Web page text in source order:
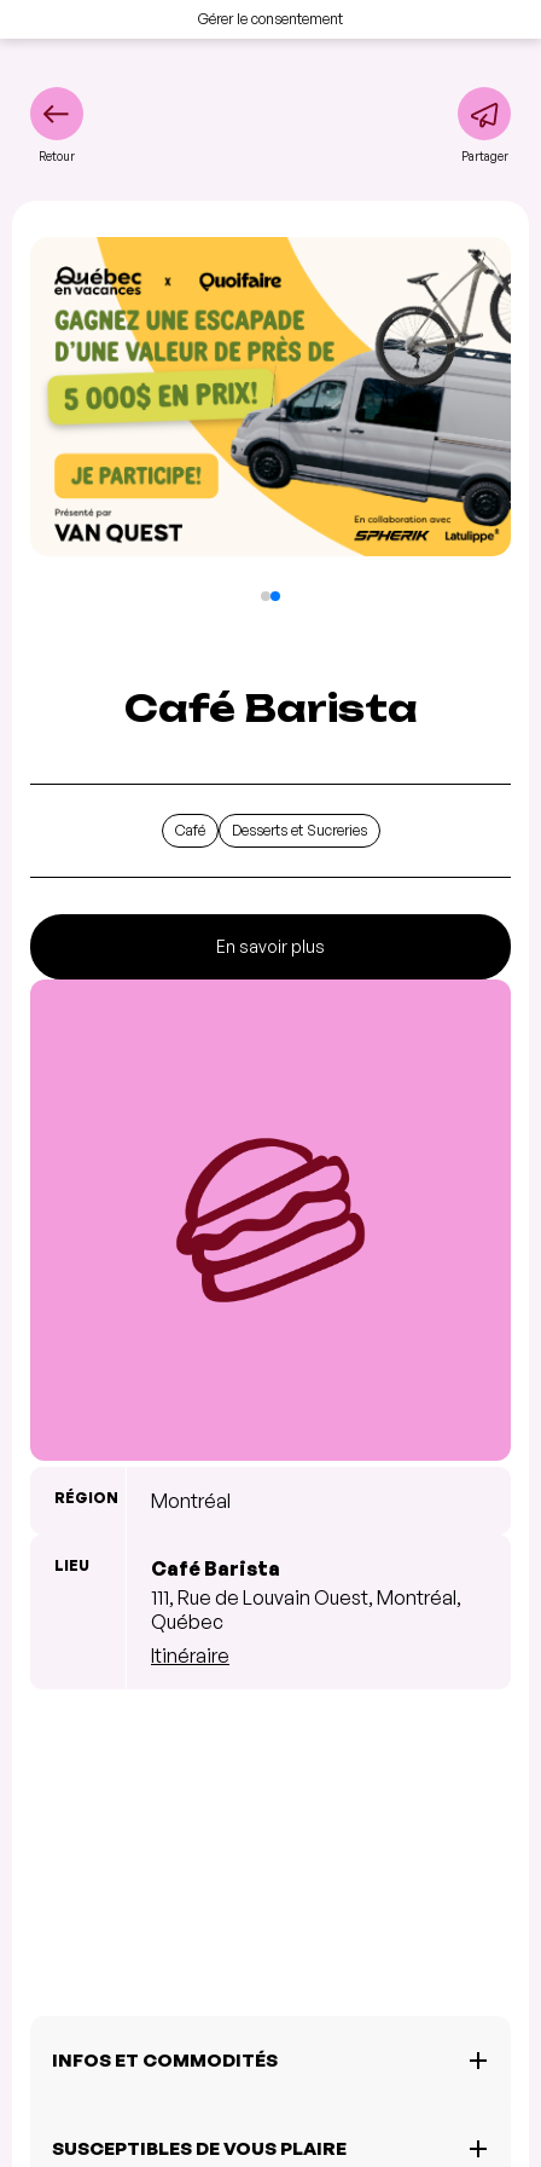
Gérer le consentement
Retour Partager
Café Barista
Café Desserts et Sucreries
En savoir plus
RÉGION Montréal
LIEU
Café Barista
111, Rue de Louvain Ouest, Montréal,
Québec
Itinéraire
INFOS ET COMMODITÉS
SUSCEPTIBLES DE VOUS PLAIRE